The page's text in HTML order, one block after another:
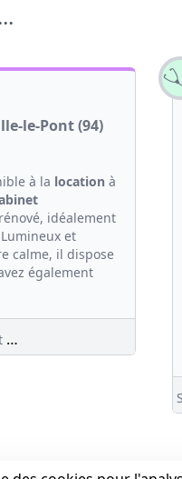
le-Pont (94)
à la location à
idéalement
et
calme, il dispose
également
Joinville-le-Pont (94)